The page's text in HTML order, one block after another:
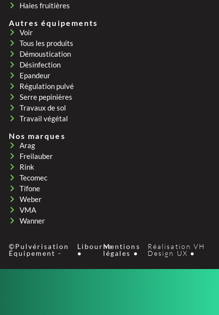
Haies fruitières
Autres équipements
Voir
Tous les produits
Démoustication
Désinfection
Epandeur
Régulation pulvé
Serre pepinières
Travaux de sol
Travail végétal
Nos marques
Arag
Freilauber
Rink
Tecomec
Tifone
Weber
VMA
Wanner
©Pulvérisation
Équipement -
Libourne
●
Mentions
légales ●
Réalisation VH
Design UX ●